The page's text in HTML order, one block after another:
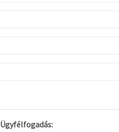
Ügyfélfogadás: